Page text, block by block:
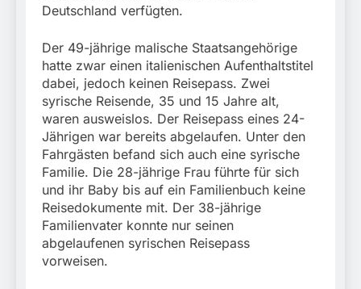
Deutschland verfügten.
Der 49-jährige malische Staatsangehörige
hatte zwar einen italienischen Aufenthaltstitel
dabei, jedoch keinen Reisepass. Zwei
syrische Reisende, 35 und 15 Jahre alt,
waren ausweislos. Der Reisepass eines 24-
Jährigen war bereits abgelaufen. Unter den
Fahrgästen befand sich auch eine syrische
Familie. Die 28-jährige Frau führte für sich
und ihr Baby bis auf ein Familienbuch keine
Reisedokumente mit. Der 38-jährige
Familienvater konnte nur seinen
abgelaufenen syrischen Reisepass
vorweisen.